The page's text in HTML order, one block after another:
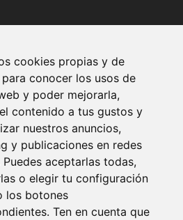
cookies propias y de
conocer los usos de
y poder mejorarla,
contenido a tus gustos y
nuestros anuncios,
y publicaciones en redes
Puedes aceptarlas todas,
o elegir tu configuración
los botones
Ten en cuenta que
de lucro cuya finalidad es velar por
los miembros de la Asociación.
982 20 97 97
Lugo